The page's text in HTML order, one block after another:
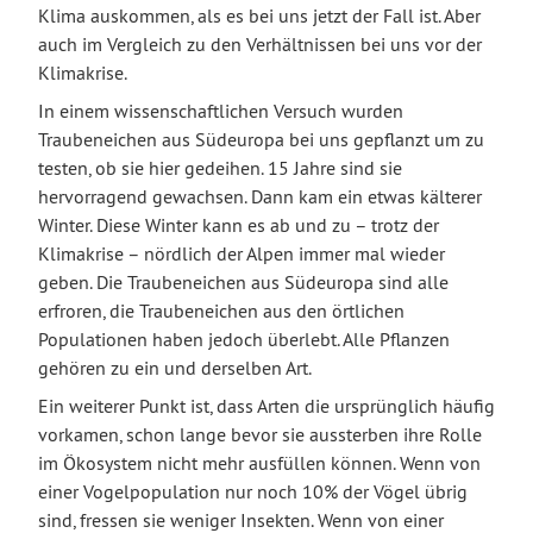
Klima auskommen, als es bei uns jetzt der Fall ist. Aber
auch im Vergleich zu den Verhältnissen bei uns vor der
Klimakrise.
In einem wissenschaftlichen Versuch wurden
Traubeneichen aus Südeuropa bei uns gepflanzt um zu
testen, ob sie hier gedeihen. 15 Jahre sind sie
hervorragend gewachsen. Dann kam ein etwas kälterer
Winter. Diese Winter kann es ab und zu – trotz der
Klimakrise – nördlich der Alpen immer mal wieder
geben. Die Traubeneichen aus Südeuropa sind alle
erfroren, die Traubeneichen aus den örtlichen
Populationen haben jedoch überlebt. Alle Pflanzen
gehören zu ein und derselben Art.
Ein weiterer Punkt ist, dass Arten die ursprünglich häufig
vorkamen, schon lange bevor sie aussterben ihre Rolle
im Ökosystem nicht mehr ausfüllen können. Wenn von
einer Vogelpopulation nur noch 10% der Vögel übrig
sind, fressen sie weniger Insekten. Wenn von einer